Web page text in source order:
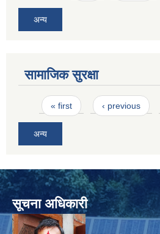
अन्य
सामाजिक सुरक्षा
Pages
« first ‹ previous
अन्य
सूचना अधिकारी